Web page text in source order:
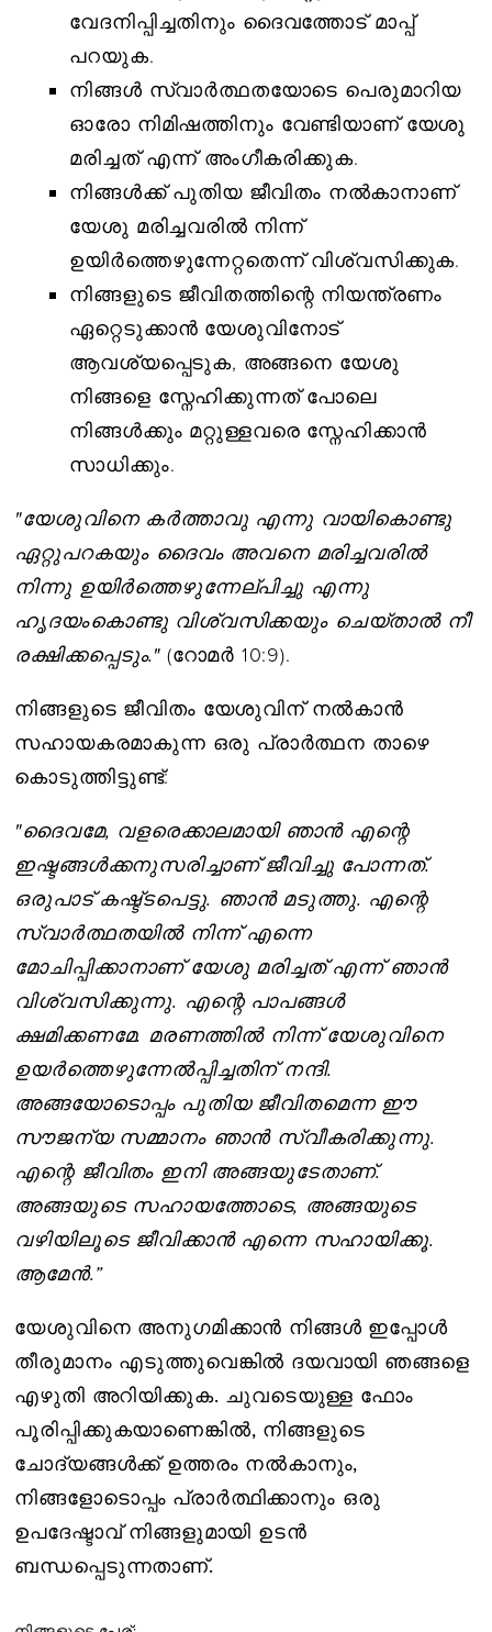
വേദനിപ്പിച്ചതിനും ദൈവത്തോട് മാപ്പ്
പറയുക.
നിങ്ങൾ സ്വാർത്ഥതയോടെ പെരുമാറിയ
ഓരോ നിമിഷത്തിനും വേണ്ടിയാണ് യേശു
മരിച്ചത് എന്ന് അംഗീകരിക്കുക.
നിങ്ങൾക്ക് പുതിയ ജീവിതം നൽകാനാണ്
യേശു മരിച്ചവരിൽ നിന്ന്
ഉയിർത്തെഴുന്നേറ്റതെന്ന് വിശ്വസിക്കുക.
നിങ്ങളുടെ ജീവിതത്തിന്റെ നിയന്ത്രണം
ഏറ്റെടുക്കാൻ യേശുവിനോട്
ആവശ്യപ്പെടുക, അങ്ങനെ യേശു
നിങ്ങളെ സ്നേഹിക്കുന്നത് പോലെ
നിങ്ങൾക്കും മറ്റുള്ളവരെ സ്നേഹിക്കാൻ
സാധിക്കും.
"യേശുവിനെ കർത്താവു എന്നു വായികൊണ്ടു
ഏറ്റുപറകയും ദൈവം അവനെ മരിച്ചവരിൽ
നിന്നു ഉയിർത്തെഴുന്നേല്പിച്ചു എന്നു
ഹൃദയംകൊണ്ടു വിശ്വസിക്കയും ചെയ്താൽ നീ
രക്ഷിക്കപ്പെടും." (റോമർ 10:9).
നിങ്ങളുടെ ജീവിതം യേശുവിന് നൽകാൻ
സഹായകരമാകുന്ന ഒരു പ്രാർത്ഥന താഴെ
കൊടുത്തിട്ടുണ്ട്:
"ദൈവമേ, വളരെക്കാലമായി ഞാൻ എന്റെ
ഇഷ്ടങ്ങൾക്കനുസരിച്ചാണ് ജീവിച്ചു പോന്നത്.
ഒരുപാട് കഷ്ട്ടപെട്ടു. ഞാൻ മടുത്തു. എന്റെ
സ്വാർത്ഥതയിൽ നിന്ന് എന്നെ
മോചിപ്പിക്കാനാണ് യേശു മരിച്ചത് എന്ന് ഞാൻ
വിശ്വസിക്കുന്നു. എന്റെ പാപങ്ങൾ
ക്ഷമിക്കണമേ. മരണത്തിൽ നിന്ന് യേശുവിനെ
ഉയർത്തെഴുന്നേൽപ്പിച്ചതിന് നന്ദി.
അങ്ങയോടൊപ്പം പുതിയ ജീവിതമെന്ന ഈ
സൗജന്യ സമ്മാനം ഞാൻ സ്വീകരിക്കുന്നു.
എന്റെ ജീവിതം ഇനി അങ്ങയുടേതാണ്.
അങ്ങയുടെ സഹായത്തോടെ, അങ്ങയുടെ
വഴിയിലൂടെ ജീവിക്കാൻ എന്നെ സഹായിക്കൂ.
ആമേൻ.”
യേശുവിനെ അനുഗമിക്കാൻ നിങ്ങൾ ഇപ്പോൾ
തീരുമാനം എടുത്തുവെങ്കിൽ ദയവായി ഞങ്ങളെ
എഴുതി അറിയിക്കുക. ചുവടെയുള്ള ഫോം
പൂരിപ്പിക്കുകയാണെങ്കിൽ, നിങ്ങളുടെ
ചോദ്യങ്ങൾക്ക് ഉത്തരം നൽകാനും,
നിങ്ങളോടൊപ്പം പ്രാർത്ഥിക്കാനും ഒരു
ഉപദേഷ്ടാവ് നിങ്ങളുമായി ഉടൻ
ബന്ധപ്പെടുന്നതാണ്.